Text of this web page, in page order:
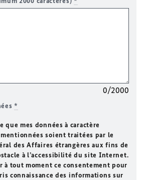
0/2000
*
que mes données à caractère
soient traitées par le
des Affaires étrangères aux fins de
à l’accessibilité du site Internet.
à tout moment ce consentement pour
connaissance des informations sur